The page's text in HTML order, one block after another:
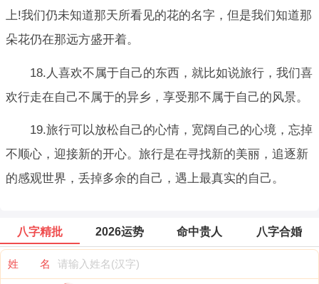
上!我们仍未知道那天所看见的花的名字，但是我们知道那
朵花仍在那远方盛开着。
18.人喜欢不属于自己的东西，就比如说旅行，我们喜
欢行走在自己不属于的异乡，享受那不属于自己的风景。
19.旅行可以放松自己的心情，宽阔自己的心境，忘掉
不顺心，迎接新的开心。旅行是在寻找新的美丽，追逐新
的感观世界，丢掉多余的自己，遇上最真实的自己。
八字精批 2026运势 命中贵人 八字合婚
姓 名